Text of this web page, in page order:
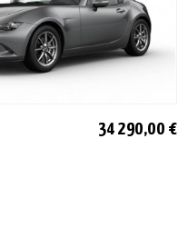
34 290,00 €